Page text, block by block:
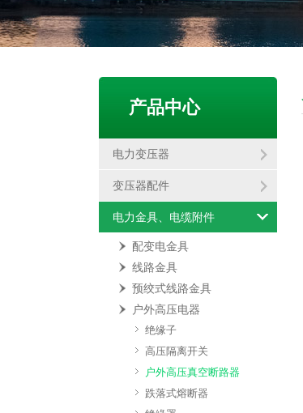
产品中心
电力变压器
变压器配件
电力金具、电缆附件
配变电金具
线路金具
预绞式线路金具
户外高压电器
绝缘子
高压隔离开关
户外高压真空断路器
跌落式熔断器